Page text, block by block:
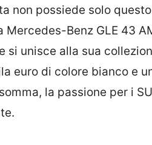
non possiede solo
Mercedes-Benz GLE 43
si unisce alla sua
euro di colore bianco e
la passione per i